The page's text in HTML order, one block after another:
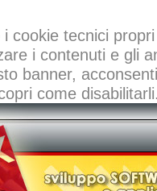
i cookie tecnici
i contenuti e gli
banner,
come